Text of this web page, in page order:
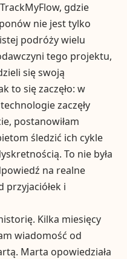
gdzie
nie jest tylko
podróży wielu
tego projektu,
się swoją
to się zaczęło: w
zaczęły
postanowiłam
śledzić ich cykle
To nie była
na realne
przyjaciółek i
Kilka miesięcy
wiadomość od
Marta opowiedziała